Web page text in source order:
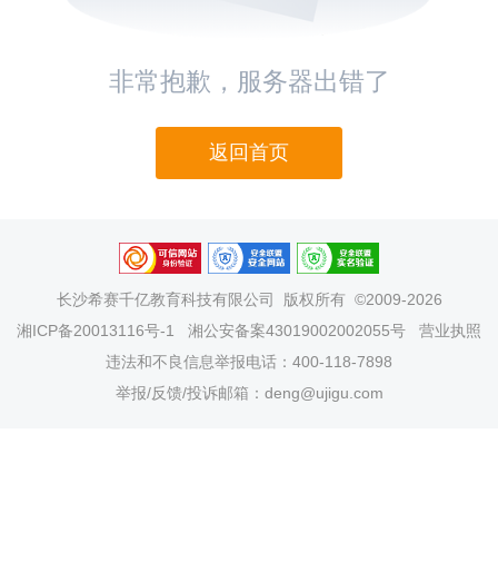
非常抱歉，服务器出错了
返回首页
长沙希赛千亿教育科技有限公司
版权所有 ©2009-2026
湘ICP备20013116号-1
湘公安备案43019002002055号
营业执照
违法和不良信息举报电话：400-118-7898
举报/反馈/投诉邮箱：deng@ujigu.com